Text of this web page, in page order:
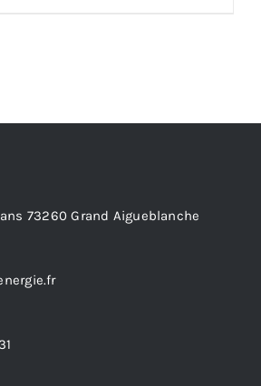
73260 Grand Aigueblanche